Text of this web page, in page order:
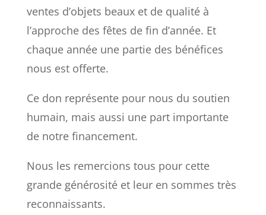
ventes d’objets beaux et de qualité à
l’approche des fêtes de fin d’année. Et
chaque année une partie des bénéfices
nous est offerte.
Ce don représente pour nous du soutien
humain, mais aussi une part importante
de notre financement.
Nous les remercions tous pour cette
grande générosité et leur en sommes très
reconnaissants.